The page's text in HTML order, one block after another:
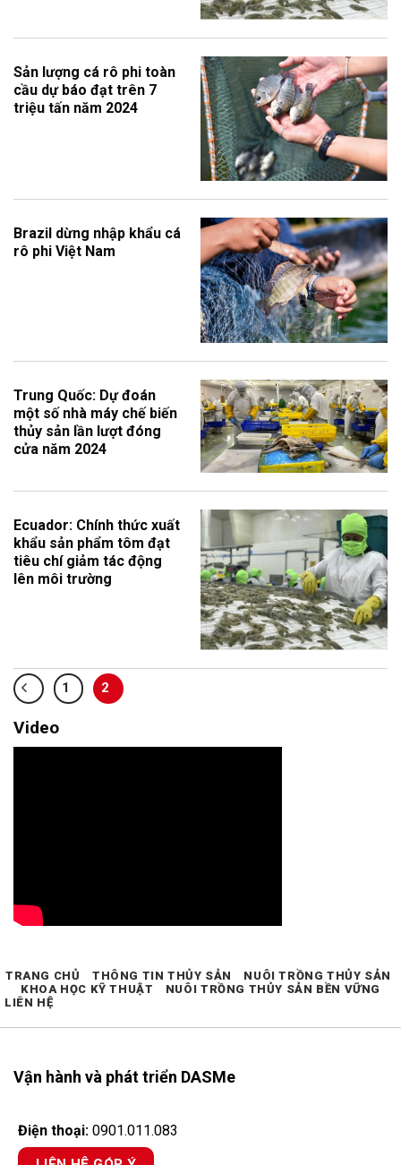
Sản lượng cá rô phi toàn
cầu dự báo đạt trên 7
triệu tấn năm 2024
Brazil dừng nhập khẩu cá
rô phi Việt Nam
Trung Quốc: Dự đoán
một số nhà máy chế biến
thủy sản lần lượt đóng
cửa năm 2024
Ecuador: Chính thức xuất
khẩu sản phẩm tôm đạt
tiêu chí giảm tác động
lên môi trường
1 2
Video
Vận hành và phát triển DASMe
Điện thoại: 0901.011.083
TRANG CHỦ THÔNG TIN THỦY SẢN
NUÔI TRỒNG THỦY SẢN
KHOA HỌC KỸ THUẬT
NUÔI TRỒNG THỦY SẢN BỀN VỮNG
LIÊN HỆ